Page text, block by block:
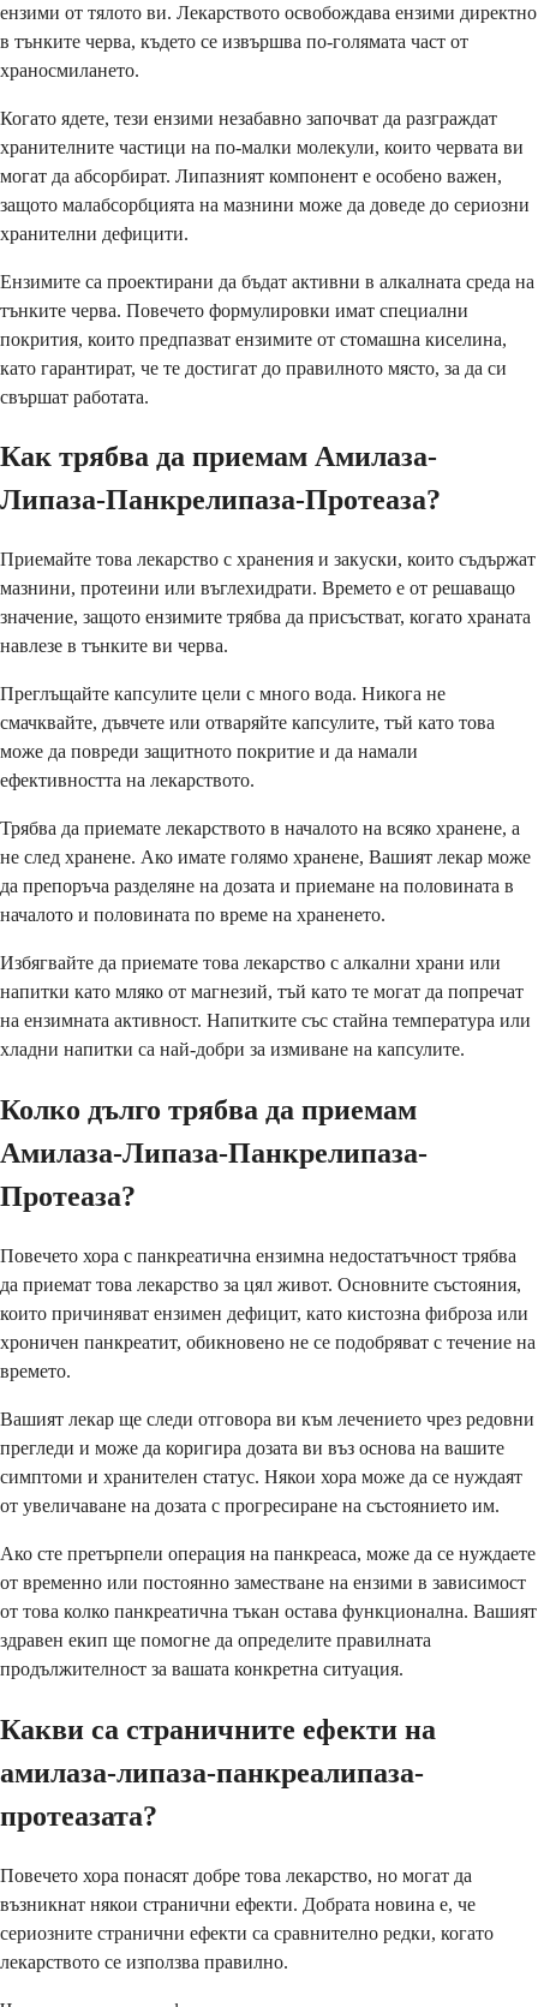
ензими от тялото ви. Лекарството освобождава ензими директно
в тънките черва, където се извършва по-голямата част от
храносмилането.
Когато ядете, тези ензими незабавно започват да разграждат
хранителните частици на по-малки молекули, които червата ви
могат да абсорбират. Липазният компонент е особено важен,
защото малабсорбцията на мазнини може да доведе до сериозни
хранителни дефицити.
Ензимите са проектирани да бъдат активни в алкалната среда на
тънките черва. Повечето формулировки имат специални
покрития, които предпазват ензимите от стомашна киселина,
като гарантират, че те достигат до правилното място, за да си
свършат работата.
Как трябва да приемам Амилаза-
Липаза-Панкрелипаза-Протеаза?
Приемайте това лекарство с хранения и закуски, които съдържат
мазнини, протеини или въглехидрати. Времето е от решаващо
значение, защото ензимите трябва да присъстват, когато храната
навлезе в тънките ви черва.
Преглъщайте капсулите цели с много вода. Никога не
смачквайте, дъвчете или отваряйте капсулите, тъй като това
може да повреди защитното покритие и да намали
ефективността на лекарството.
Трябва да приемате лекарството в началото на всяко хранене, а
не след хранене. Ако имате голямо хранене, Вашият лекар може
да препоръча разделяне на дозата и приемане на половината в
началото и половината по време на храненето.
Избягвайте да приемате това лекарство с алкални храни или
напитки като мляко от магнезий, тъй като те могат да попречат
на ензимната активност. Напитките със стайна температура или
хладни напитки са най-добри за измиване на капсулите.
Колко дълго трябва да приемам
Амилаза-Липаза-Панкрелипаза-
Протеаза?
Повечето хора с панкреатична ензимна недостатъчност трябва
да приемат това лекарство за цял живот. Основните състояния,
които причиняват ензимен дефицит, като кистозна фиброза или
хроничен панкреатит, обикновено не се подобряват с течение на
времето.
Вашият лекар ще следи отговора ви към лечението чрез редовни
прегледи и може да коригира дозата ви въз основа на вашите
симптоми и хранителен статус. Някои хора може да се нуждаят
от увеличаване на дозата с прогресиране на състоянието им.
Ако сте претърпели операция на панкреаса, може да се нуждаете
от временно или постоянно заместване на ензими в зависимост
от това колко панкреатична тъкан остава функционална. Вашият
здравен екип ще помогне да определите правилната
продължителност за вашата конкретна ситуация.
Какви са страничните ефекти на
амилаза-липаза-панкреалипаза-
протеазата?
Повечето хора понасят добре това лекарство, но могат да
възникнат някои странични ефекти. Добрата новина е, че
сериозните странични ефекти са сравнително редки, когато
лекарството се използва правилно.